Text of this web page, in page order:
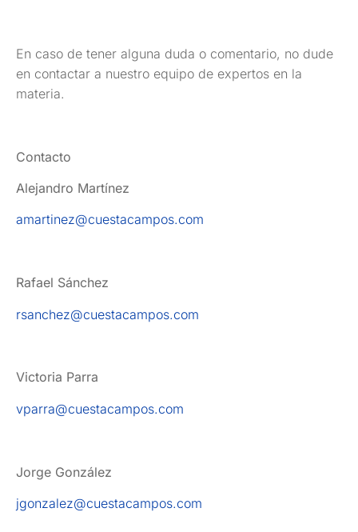
En caso de tener alguna duda o comentario, no dude
en contactar a nuestro equipo de expertos en la
materia.
Contacto
Alejandro Martínez
amartinez@cuestacampos.com
Rafael Sánchez
rsanchez@cuestacampos.com
Victoria Parra
vparra@cuestacampos.com
Jorge González
jgonzalez@cuestacampos.com